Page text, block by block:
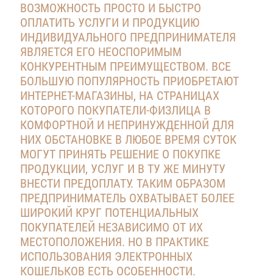
ВОЗМОЖНОСТЬ ПРОСТО И БЫСТРО
ОПЛАТИТЬ УСЛУГИ И ПРОДУКЦИЮ
ИНДИВИДУАЛЬНОГО ПРЕДПРИНИМАТЕЛЯ
ЯВЛЯЕТСЯ ЕГО НЕОСПОРИМЫМ
КОНКУРЕНТНЫМ ПРЕИМУЩЕСТВОМ. ВСЕ
БОЛЬШУЮ ПОПУЛЯРНОСТЬ ПРИОБРЕТАЮТ
ИНТЕРНЕТ-МАГАЗИНЫ, НА СТРАНИЦАХ
КОТОРОГО ПОКУПАТЕЛИ-ФИЗЛИЦА В
КОМФОРТНОЙ И НЕПРИНУЖДЕННОЙ ДЛЯ
НИХ ОБСТАНОВКЕ В ЛЮБОЕ ВРЕМЯ СУТОК
МОГУТ ПРИНЯТЬ РЕШЕНИЕ О ПОКУПКЕ
ПРОДУКЦИИ, УСЛУГ И В ТУ ЖЕ МИНУТУ
ВНЕСТИ ПРЕДОПЛАТУ. ТАКИМ ОБРАЗОМ
ПРЕДПРИНИМАТЕЛЬ ОХВАТЫВАЕТ БОЛЕЕ
ШИРОКИЙ КРУГ ПОТЕНЦИАЛЬНЫХ
ПОКУПАТЕЛЕЙ НЕЗАВИСИМО ОТ ИХ
МЕСТОПОЛОЖЕНИЯ. НО В ПРАКТИКЕ
ИСПОЛЬЗОВАНИЯ ЭЛЕКТРОННЫХ
КОШЕЛЬКОВ ЕСТЬ ОСОБЕННОСТИ.